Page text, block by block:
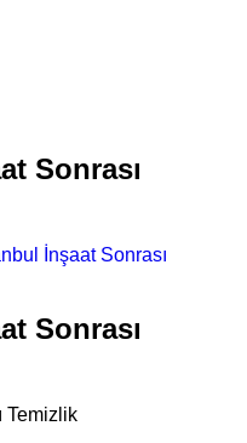
Sonrası
İnşaat Sonrası
Sonrası